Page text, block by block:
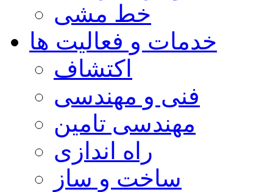
خط مشی
خدمات و فعالیت ها
اکتشاف
فنی و مهندسی
مهندسی تامین
راه اندازی
ساخت و ساز